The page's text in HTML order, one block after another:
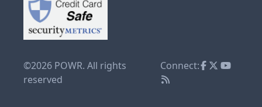
©2026 POWR. All rights
reserved
Connect: